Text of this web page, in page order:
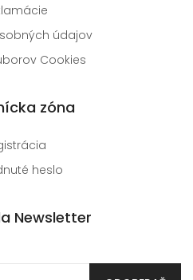
údajov
Cookies
zóna
heslo
Newsletter